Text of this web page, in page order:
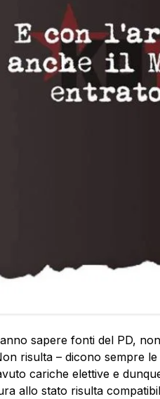
sapere fonti del PD,
risulta – dicono sempre
cariche elettive e
allo stato risulta